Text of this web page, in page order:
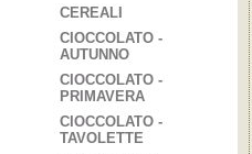
CEREALI
CIOCCOLATO -
AUTUNNO
CIOCCOLATO -
PRIMAVERA
CIOCCOLATO -
TAVOLETTE